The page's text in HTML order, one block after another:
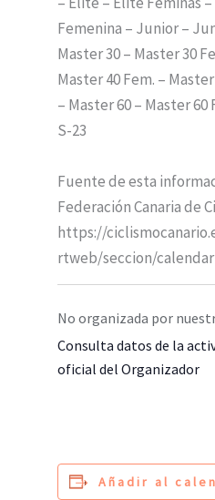
Femenina – Junior –
Master 30 – Master 30
Master 40 Fem. –
– Master 60 – Master 60
S-23
Fuente de esta
Federación Canaria de
https://
rtweb/seccion/
No organizada por
Consulta datos de la
oficial del Organizador
Añadir al